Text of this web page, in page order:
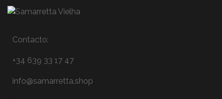
Contacto:
+34 639 33 17 47
info@samarretta.shop